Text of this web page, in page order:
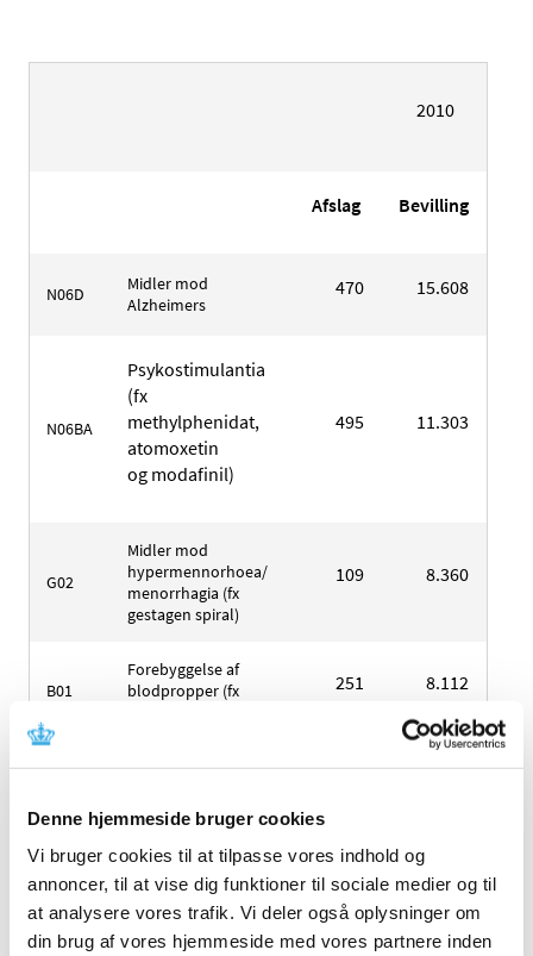
Denne hjemmeside bruger cookies
Vi bruger cookies til at tilpasse vores indhold og
annoncer, til at vise dig funktioner til sociale medier og til
at analysere vores trafik. Vi deler også oplysninger om
din brug af vores hjemmeside med vores partnere inden
2010
Afslag Bevilling
N06D
Midler mod
Alzheimers
470 15.608
N06BA
Psykostimulantia
(fx
methylphenidat,
atomoxetin
og modafinil)
495 11.303
G02
Midler mod
hypermennorhoea/
menorrhagia (fx
gestagen spiral)
109 8.360
B01
Forebyggelse af
blodpropper (fx
251 8.112
M05
Midler mod
(fx bisfosfonater
uden og med D-
vitamin,
raloxifen og
strontium-ranelat)